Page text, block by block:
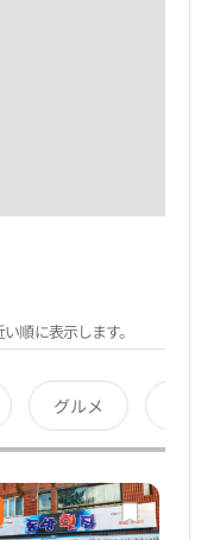
順に表示します。
グルメ